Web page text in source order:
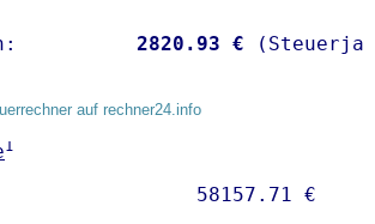
2820.93 €
auf rechner24.info
1